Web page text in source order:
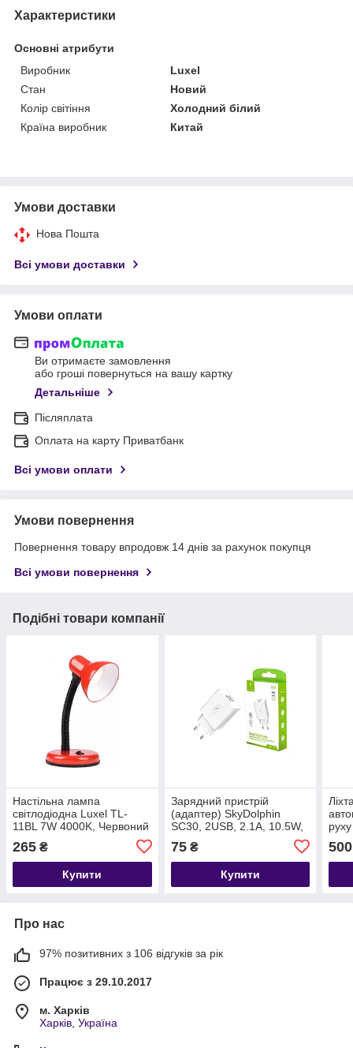
Характеристики
Основні атрибути
Виробник
Luxel
Стан
Новий
Колір світіння
Холодний білий
Країна виробник
Китай
Умови доставки
Нова Пошта
Всі умови доставки
Умови оплати
Ви отримаєте замовлення
або гроші повернуться на вашу картку
Детальніше
Післяплата
Оплата на карту Приватбанк
Всі умови оплати
Умови повернення
Повернення товару впродовж 14 днів за рахунок покупця
Всі умови повернення
Подібні товари компанії
Настільна лампа
світлодіодна Luxel TL-
11BL 7W 4000K, Червоний
265 ₴
Купити
Зарядний пристрій
(адаптер) SkyDolphin
SC30, 2USB, 2.1A, 10.5W,
75₴
Купити
500
Про нас
97% позитивних з 106 відгуків за рік
Працює з 29.10.2017
м. Харків
Харків, Україна